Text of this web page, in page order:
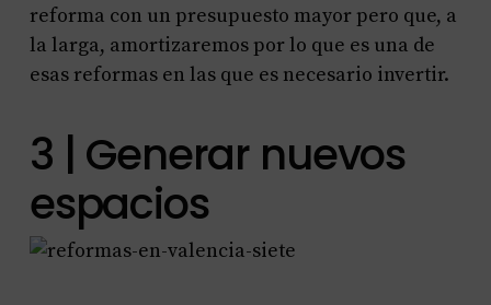
reforma con un presupuesto mayor pero que, a
la larga, amortizaremos por lo que es una de
esas reformas en las que es necesario invertir.
3 | Generar nuevos
espacios